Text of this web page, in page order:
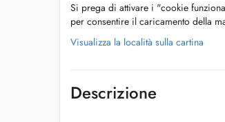
Si prega di attivare i "cookie
per consentire il caricamento della
Visualizza la località sulla cartina
Descrizione